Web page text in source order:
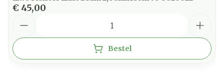
€ 45,00
Bestel